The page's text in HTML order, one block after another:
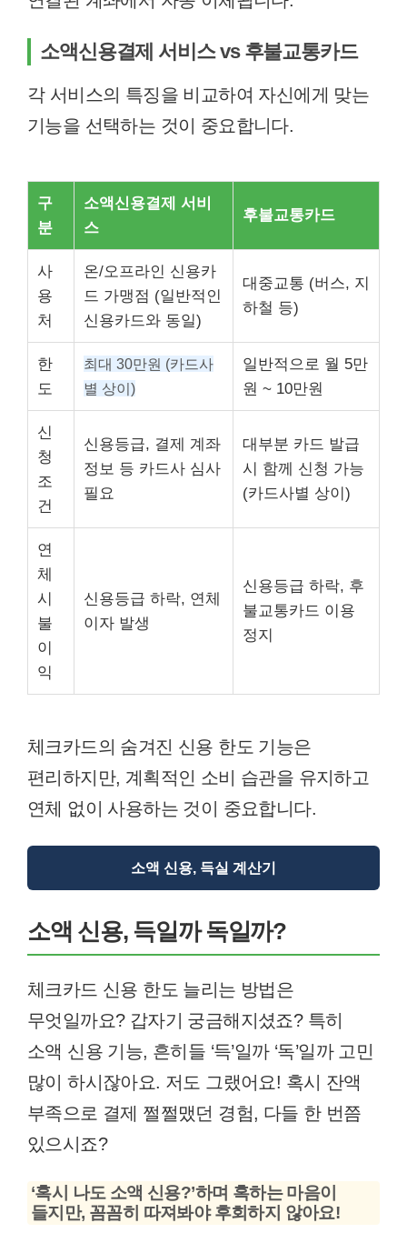
소액신용결제 서비스 vs 후불교통카드
각 서비스의 특징을 비교하여 자신에게 맞는
기능을 선택하는 것이 중요합니다.
구
분
소액신용결제 서비
스
후불교통카드
사
용
처
온/오프라인 신용카
드 가맹점 (일반적인
신용카드와 동일)
대중교통 (버스, 지
하철 등)
한
도
최대 30만원 (카드사
별 상이)
일반적으로 월 5만
원 ~ 10만원
신
청
조
건
신용등급, 결제 계좌
정보 등 카드사 심사
필요
대부분 카드 발급
시 함께 신청 가능
(카드사별 상이)
연
체
시
불
이
익
신용등급 하락, 연체
이자 발생
신용등급 하락, 후
불교통카드 이용
정지
체크카드의 숨겨진 신용 한도 기능은
편리하지만, 계획적인 소비 습관을 유지하고
연체 없이 사용하는 것이 중요합니다.
소액 신용, 득실 계산기
소액 신용, 득일까 독일까?
체크카드 신용 한도 늘리는 방법은
무엇일까요? 갑자기 궁금해지셨죠? 특히
소액 신용 기능, 흔히들 ‘득’일까 ‘독’일까 고민
많이 하시잖아요. 저도 그랬어요! 혹시 잔액
부족으로 결제 쩔쩔맸던 경험, 다들 한 번쯤
있으시죠?
‘혹시 나도 소액 신용?’하며 혹하는 마음이
들지만, 꼼꼼히 따져봐야 후회하지 않아요!